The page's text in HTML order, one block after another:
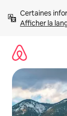
directement
Afficher la